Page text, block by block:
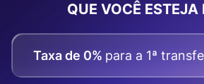
QUE VOCÊ ESTEJA
Taxa de 0% para a 1ª